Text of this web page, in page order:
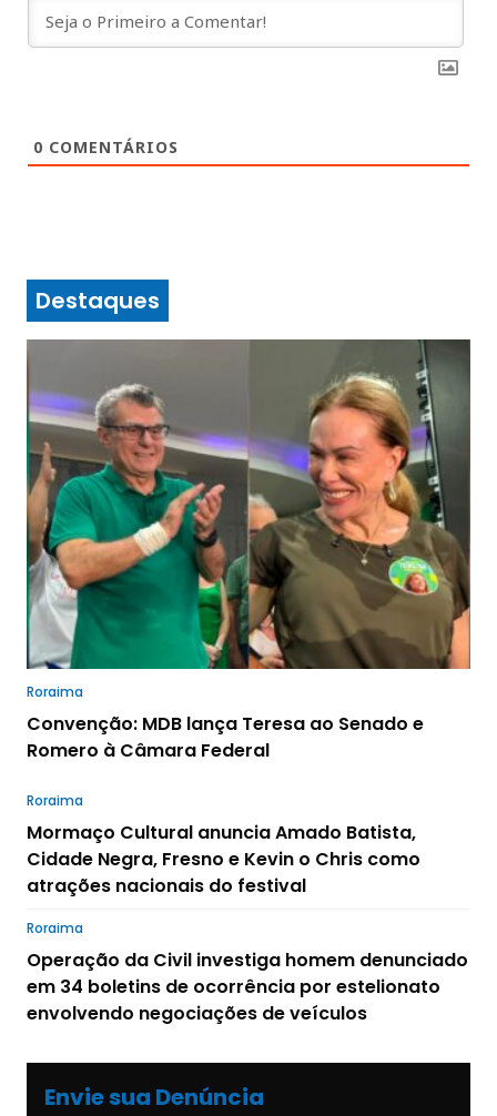
0 COMENTÁRIOS
Destaques
Roraima
Convenção: MDB lança Teresa ao Senado e
Romero à Câmara Federal
Roraima
Mormaço Cultural anuncia Amado Batista,
Cidade Negra, Fresno e Kevin o Chris como
atrações nacionais do festival
Roraima
Operação da Civil investiga homem denunciado
em 34 boletins de ocorrência por estelionato
envolvendo negociações de veículos
Envie sua Denúncia